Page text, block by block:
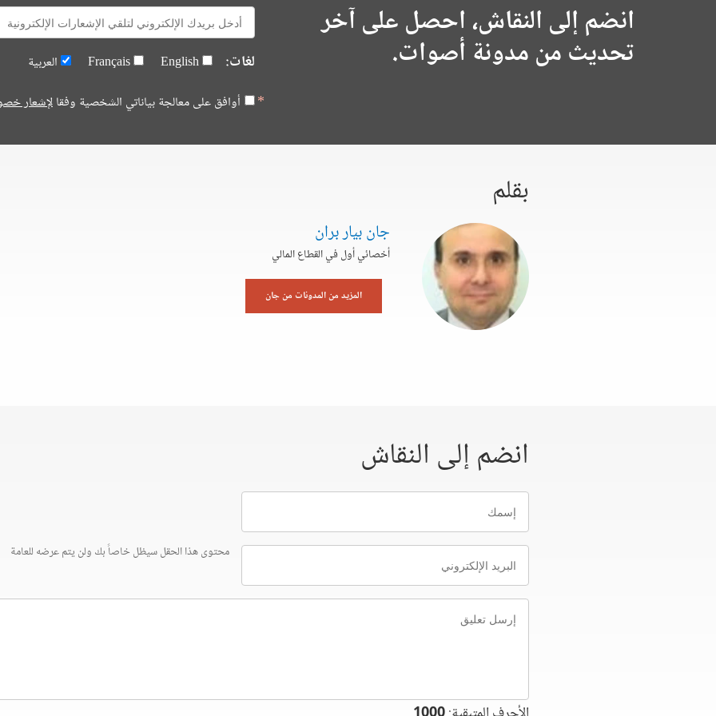
انضم إلى النقاش، احصل على آخر
تحديث من مدونة أصوات.
E-
mail:
لغات: English
Français
العربية
أوافق على معالجة بياناتي الشخصية وفقالإشعار
بقلم
جان بيار بران
أخصائي أول في القطاع المالي
المزيد من المدونات من جان
انضم إلى النقاش
إسمك
البريد
الإلكتروني
محتوى هذا الحقل سيظل خاصاً بك ولن يتم عرضه للعامة
إرسل
تعليق